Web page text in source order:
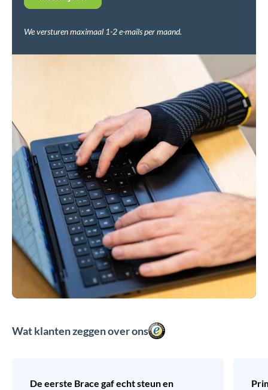
We versturen maximaal 1-2 e-mails per maand.
Wat klanten zeggen over ons
De eerste Brace gaf echt steun en